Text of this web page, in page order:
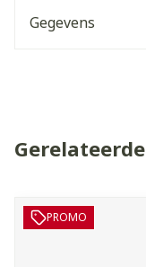
Gegevens
PROMO